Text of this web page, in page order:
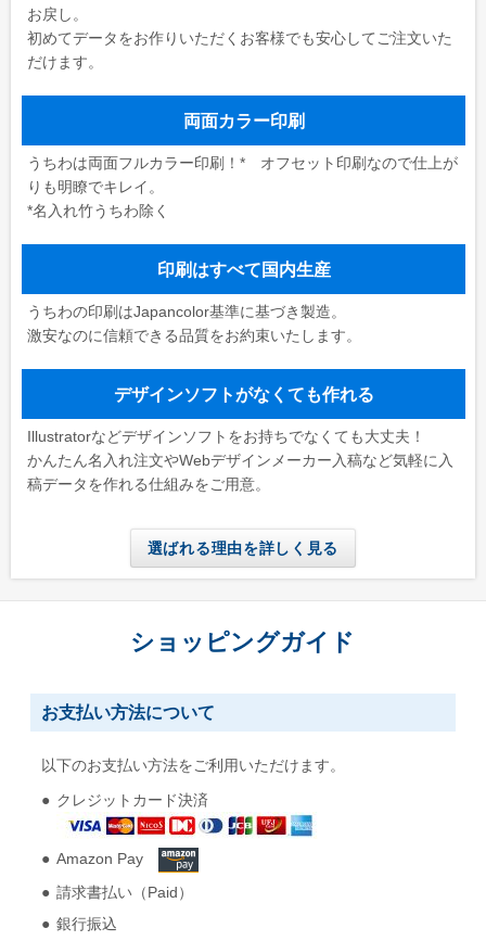
お戻し。
初めてデータをお作りいただくお客様でも安心してご注文いた
だけます。
両面カラー印刷
うちわは両面フルカラー印刷！* オフセット印刷なので仕上が
りも明瞭でキレイ。
*名入れ竹うちわ除く
印刷はすべて国内生産
うちわの印刷はJapancolor基準に基づき製造。
激安なのに信頼できる品質をお約束いたします。
デザインソフトがなくても作れる
Illustratorなどデザインソフトをお持ちでなくても大丈夫！
かんたん名入れ注文やWebデザインメーカー入稿など気軽に入
稿データを作れる仕組みをご用意。
選ばれる理由を詳しく見る
ショッピングガイド
お支払い方法について
以下のお支払い方法をご利用いただけます。
クレジットカード決済
Amazon Pay
請求書払い（Paid）
銀行振込